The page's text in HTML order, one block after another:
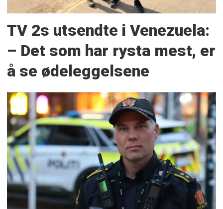
TV 2s utsendte i Venezuela:
– Det som har rysta mest, er
å se ødeleggelsene